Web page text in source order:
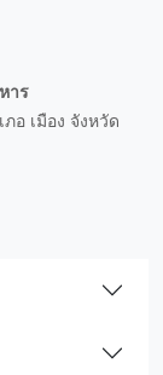
าร
อ เมือง จังหวัด